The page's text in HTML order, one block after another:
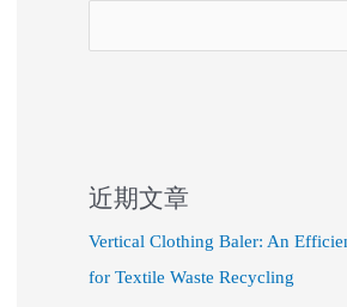
近期文章
Vertical Clothing Baler: An
for Textile Waste Recycling